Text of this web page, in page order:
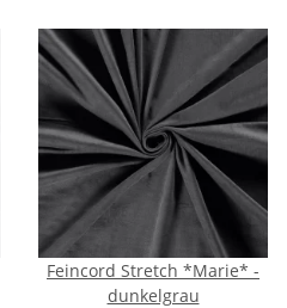
Feincord Stretch *Marie* -
dunkelgrau